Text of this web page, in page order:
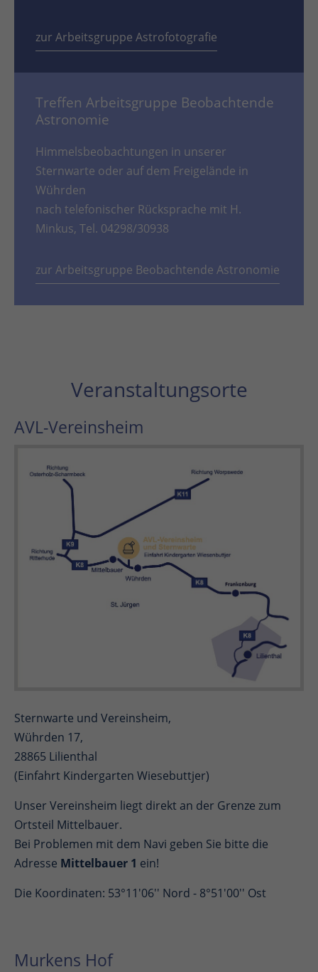
zur Arbeitsgruppe Astrofotografie
Treffen Arbeitsgruppe Beobachtende
Astronomie
Himmelsbeobachtungen in unserer
Sternwarte oder auf dem Freigelände in
Wührden
nach telefonischer Rücksprache mit H.
Minkus, Tel. 04298/30938
zur Arbeitsgruppe Beobachtende Astronomie
Veranstaltungsorte
AVL-Vereinsheim
Sternwarte und Vereinsheim,
Wührden 17,
28865 Lilienthal
(Einfahrt Kindergarten Wiesebuttjer)
Unser Vereinsheim liegt direkt an der Grenze zum
Ortsteil Mittelbauer.
Bei Problemen mit dem Navi geben Sie bitte die
Adresse Mittelbauer 1 ein!
Die Koordinaten: 53°11'06'' Nord - 8°51'00'' Ost
Murkens Hof